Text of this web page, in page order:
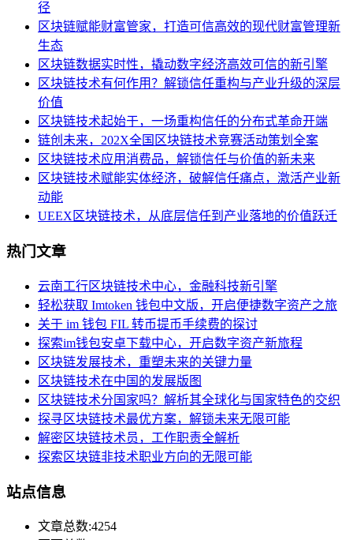
径
区块链赋能财富管家，打造可信高效的现代财富管理新
生态
区块链数据实时性，撬动数字经济高效可信的新引擎
区块链技术有何作用？解锁信任重构与产业升级的深层
价值
区块链技术起始于，一场重构信任的分布式革命开端
链创未来，202X全国区块链技术竞赛活动策划全案
区块链技术应用消费品，解锁信任与价值的新未来
区块链技术赋能实体经济，破解信任痛点，激活产业新
动能
UEEX区块链技术，从底层信任到产业落地的价值跃迁
热门文章
云南工行区块链技术中心，金融科技新引擎
轻松获取 Imtoken 钱包中文版，开启便捷数字资产之旅
关于 im 钱包 FIL 转币提币手续费的探讨
探索im钱包安卓下载中心，开启数字资产新旅程
区块链发展技术，重塑未来的关键力量
区块链技术在中国的发展版图
区块链技术分国家吗？解析其全球化与国家特色的交织
探寻区块链技术最优方案，解锁未来无限可能
解密区块链技术员，工作职责全解析
探索区块链非技术职业方向的无限可能
站点信息
文章总数:4254